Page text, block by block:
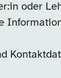
oder